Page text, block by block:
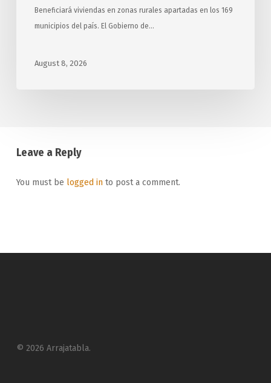
Beneficiará viviendas en zonas rurales apartadas en los 169
municipios del país. El Gobierno de…
August 8, 2026
Leave a Reply
You must be logged into post a comment.
© 2026 Arrajatabla.